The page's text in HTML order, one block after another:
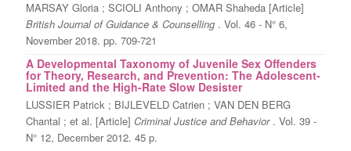
MARSAY Gloria ; SCIOLI Anthony ; OMAR Shaheda [Article]
British Journal of Guidance & Counselling . Vol. 46 - N° 6,
November 2018. pp. 709-721
A Developmental Taxonomy of Juvenile Sex Offenders
for Theory, Research, and Prevention: The Adolescent-
Limited and the High-Rate Slow Desister
LUSSIER Patrick ; BIJLEVELD Catrien ; VAN DEN BERG
Chantal ; et al. [Article] Criminal Justice and Behavior . Vol. 39 -
N° 12, December 2012. 45 p.